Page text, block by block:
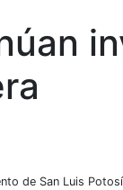
de San Luis